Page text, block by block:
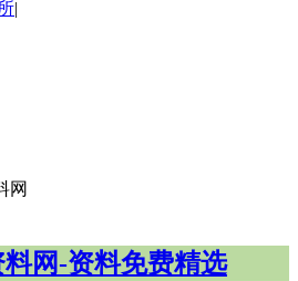
|
网
网-资料免费精选